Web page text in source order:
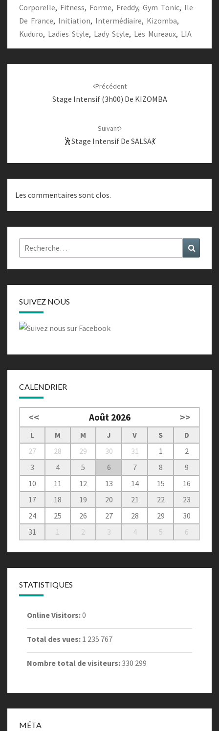
Corporelle, Fitness, Forme, Freddy, Gym Tonic, Ile
De France, Initiation, Intermédiaire, Kizomba,
Kuduro, Ladies Style, Lady Style, Les Mureaux, LIA
Précédent
Stage Intensif (3h00) De KIZOMBA
Suivant
🕺Stage Intensif De SALSA💃
Les commentaires sont clos.
Rechercher :
SUIVEZ NOUS
CALENDRIER
<< Août 2026 >>
L M M J V S
D
27
28 29 30 31 1
2
3
4 5 6 7 8
9
10
11 12 13 14 15
16
17
18 19 20 21 22
23
24
25 26 27 28 29
30
31
1 2 3 4 5 6
STATISTIQUES
Online Visitors:0
Total des vues: 1 235 767
Nombre total de visiteurs: 330 299
MÉTA